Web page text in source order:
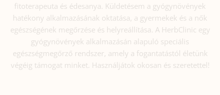
fitoterapeuta és édesanya. Küldetésem a gyógynövények
hatékony alkalmazásának oktatása, a gyermekek és a nők
egészségének megőrzése és helyreállítása. A HerbClinic egy
gyógynövények alkalmazásán alapuló speciális
egészségmegőrző rendszer, amely a fogantatástól életünk
végéig támogat minket. Használjátok okosan és szeretettel!